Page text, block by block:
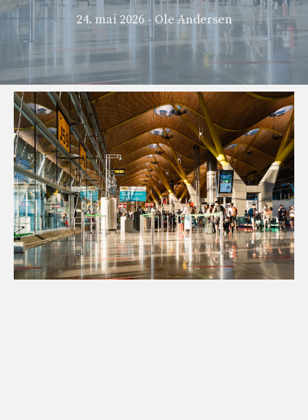
24. mai 2026 - Ole Andersen